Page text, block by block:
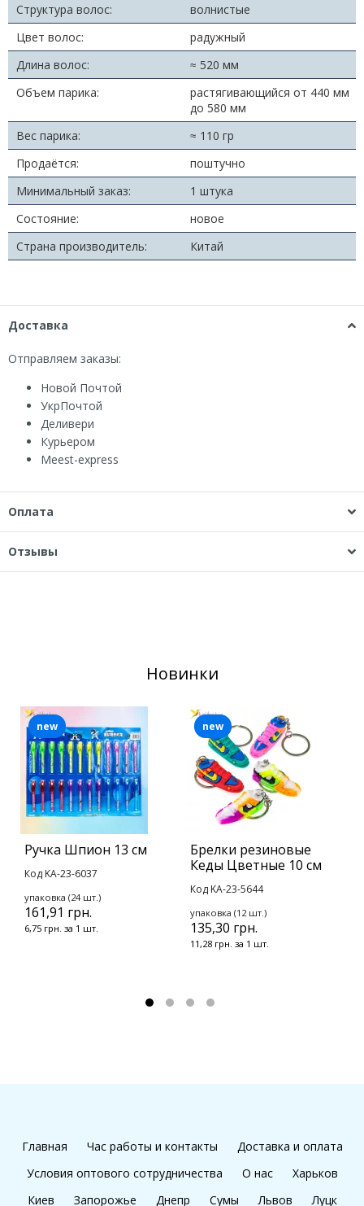
Структура волос:
волнистые
Цвет волос:
радужный
Длина волос:
≈ 520 мм
Объем парика:
растягивающийся от 440 мм
до 580 мм
Вес парика:
≈ 110 гр
Продаётся:
поштучно
Минимальный заказ:
1 штука
Состояние:
новое
Страна производитель:
Китай
Доставка
Отправляем заказы:
Новой Почтой
УкрПочтой
Деливери
Курьером
Мeest-express
Оплата
Отзывы
Новинки
Ручка Шпион 13 см
Код KA-23-6037
упаковка (24 шт.)
161,91 грн.
6,75 грн. за 1 шт.
new
Брелки резиновые
Кеды Цветные 10 см
Код KA-23-5644
упаковка (12 шт.)
135,30 грн.
11,28 грн. за 1 шт.
new
Главная Час работы и контакты
Доставка и оплата
Условия оптового сотрудничества
О нас
Харьков
Киев
Запорожье Днепр Сумы Львов Луцк